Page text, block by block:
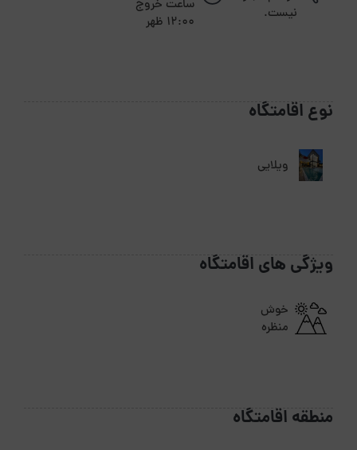
نیست.
ساعت خروج
12:00 ظهر
نوع اقامتگاه
ویلایی
ویژگی های اقامتگاه
خوش
منظره
منطقه اقامتگاه